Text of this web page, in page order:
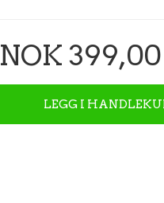
NOK 399,00
LEGG I